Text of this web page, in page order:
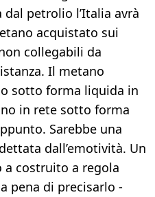
dal petrolio l’Italia avrà
acquistato sui
collegabili da
Il metano
sotto forma liquida in
in rete sotto forma
Sarebbe una
dall’emotività. Un
costruito a regola
pena di precisarlo